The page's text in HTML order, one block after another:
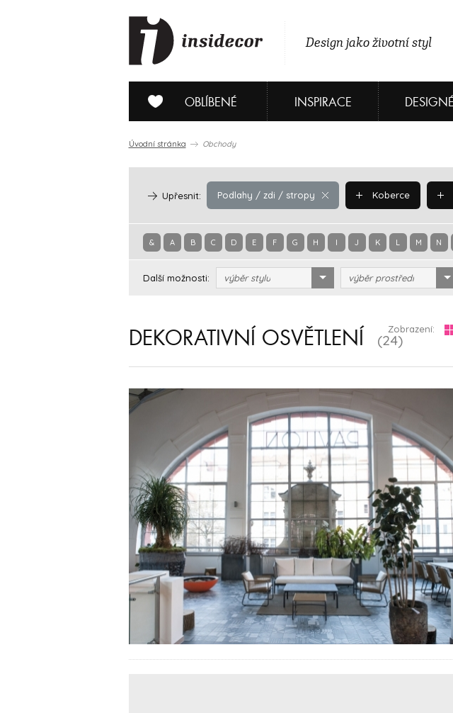
Design jako životní styl
OBLÍBENÉ INSPIRACE
Úvodní stránka Obchody
Podlahy / zdi / stropy
Upřesnit: Koberce
& A B C D E F G H I J K L M N
Další možnosti: výběr stylu výběr prostředí
DEKORATIVNÍ OSVĚTLENÍ (24)
Zobrazení: